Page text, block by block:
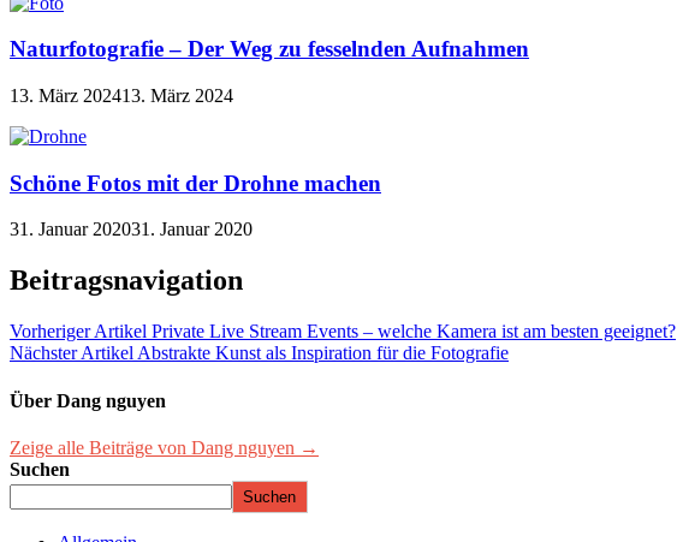
Naturfotografie – Der Weg zu fesselnden Aufnahmen
13. März 202413. März 2024
Schöne Fotos mit der Drohne machen
31. Januar 202031. Januar 2020
Beitragsnavigation
Vorheriger Artikel Private Live Stream Events – welche Kamera ist am besten geeignet?
Nächster Artikel Abstrakte Kunst als Inspiration für die Fotografie
Über Dang nguyen
Zeige alle Beiträge von Dang nguyen →
Suchen
Suchen